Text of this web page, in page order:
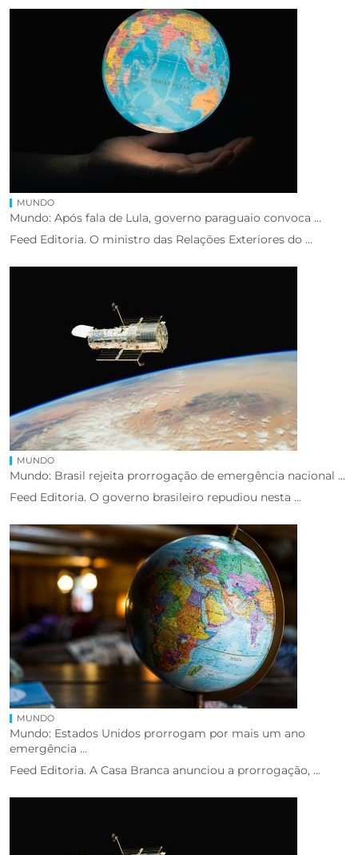
MUNDO
Mundo: Após fala de Lula, governo paraguaio convoca ...
Feed Editoria. O ministro das Relações Exteriores do ...
MUNDO
Mundo: Brasil rejeita prorrogação de emergência nacional ...
Feed Editoria. O governo brasileiro repudiou nesta ...
MUNDO
Mundo: Estados Unidos prorrogam por mais um ano
emergência ...
Feed Editoria. A Casa Branca anunciou a prorrogação, ...